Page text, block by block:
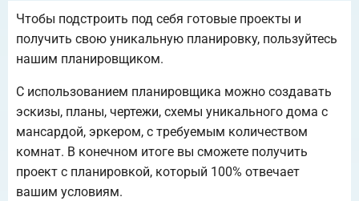
Чтобы подстроить под себя готовые проекты и
получить свою уникальную планировку, пользуйтесь
нашим планировщиком.
С использованием планировщика можно создавать
эскизы, планы, чертежи, схемы уникального дома с
мансардой, эркером, с требуемым количеством
комнат. В конечном итоге вы сможете получить
проект с планировкой, который 100% отвечает
вашим условиям.